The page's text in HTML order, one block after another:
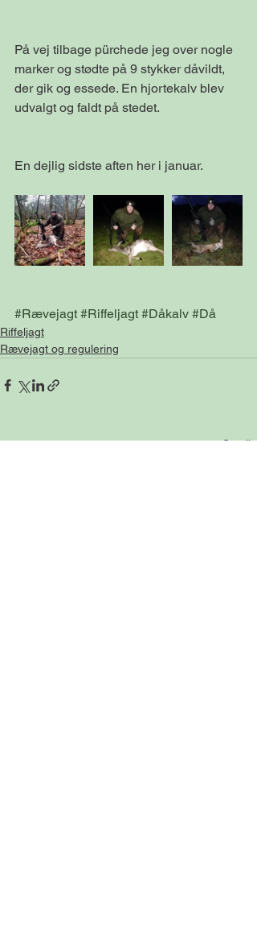
På vej tilbage pürchede jeg over nogle
marker og stødte på 9 stykker dåvildt,
der gik og essede. En hjortekalv blev
udvalgt og faldt på stedet.
En dejlig sidste aften her i januar.
#Rævejagt #Riffeljagt #Dåkalv #Då
Riffeljagt
Rævejagt og regulering
Se alle